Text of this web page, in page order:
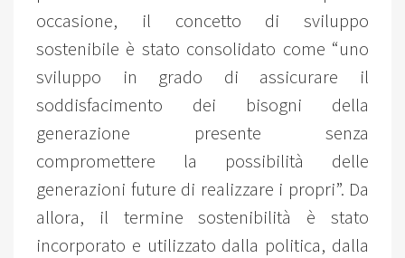
occasione, il concetto di sviluppo
sostenibile è stato consolidato come “uno
sviluppo in grado di assicurare il
soddisfacimento dei bisogni della
generazione presente senza
compromettere la possibilità delle
generazioni future di realizzare i propri”. Da
allora, il termine sostenibilità è stato
incorporato e utilizzato dalla politica, dalla